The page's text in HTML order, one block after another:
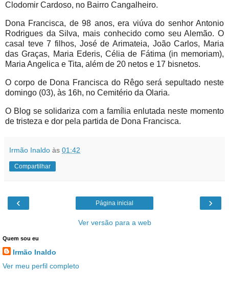
Clodomir Cardoso, no Bairro Cangalheiro.
Dona Francisca, de 98 anos, era viúva do senhor Antonio
Rodrigues da Silva, mais conhecido como seu Alemão. O
casal teve 7 filhos, José de Arimateia, João Carlos, Maria
das Graças, Maria Ederis, Célia de Fátima (in memoriam),
Maria Angelica e Tita, além de 20 netos e 17 bisnetos.
O corpo de Dona Francisca do Rêgo será sepultado neste
domingo (03), às 16h, no Cemitério da Olaria.
O Blog se solidariza com a família enlutada neste momento
de tristeza e dor pela partida de Dona Francisca.
Irmão Inaldo às 01:42
Compartilhar
‹ ›
Página inicial
Ver versão para a web
Quem sou eu
Irmão Inaldo
Ver meu perfil completo